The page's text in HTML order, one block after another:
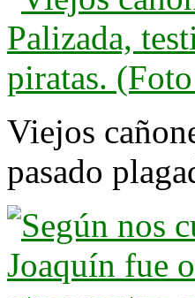
Viejos
pasado